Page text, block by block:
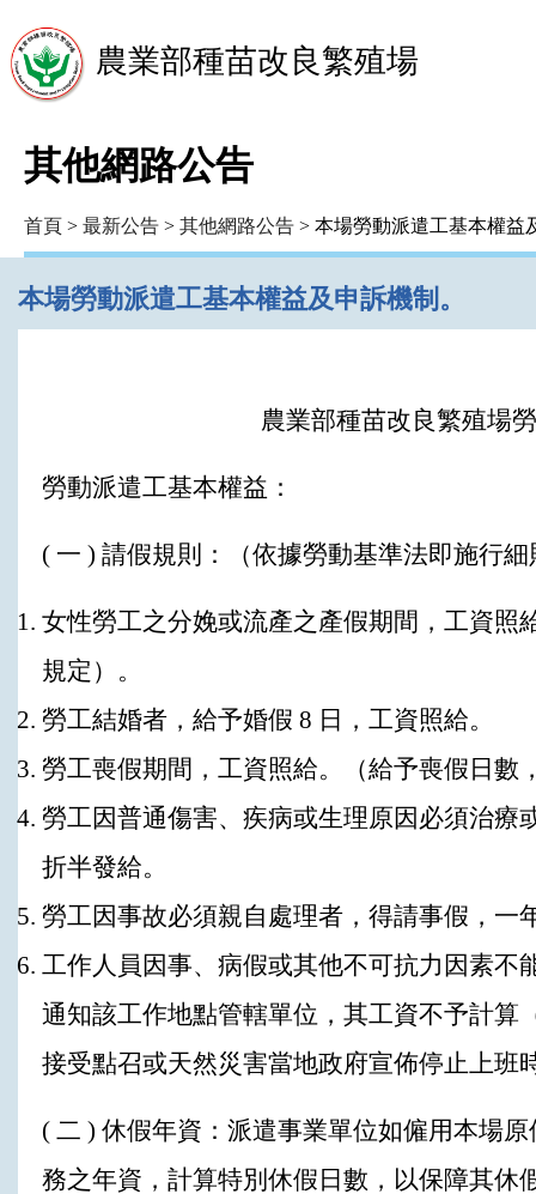
農業部種苗改良繁殖場
其他網路公告
首頁 > 最新公告 > 其他網路公告 > 本場勞動派遣工基本權益
本場勞動派遣工基本權益及申訴機制。
農業部種苗改良繁殖場
勞動派遣工基本權益：
( 一 ) 請假規則：（依據勞動基準法即施行
女性勞工之分娩或流產之產假期間，工資照
規定）。
勞工結婚者，給予婚假 8 日，工資照給。
勞工喪假期間，工資照給。（給予喪假日數
勞工因普通傷害、疾病或生理原因必須治療
折半發給。
勞工因事故必須親自處理者，得請事假，一
工作人員因事、病假或其他不可抗力因素不
通知該工作地點管轄單位，其工資不予計算
接受點召或天然災害當地政府宣佈停止上班
( 二 ) 休假年資：派遣事業單位如僱用本場
務之年資，計算特別休假日數，以保障其休